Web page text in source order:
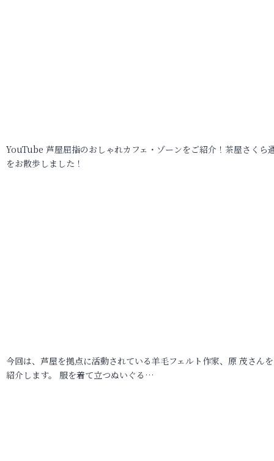
YouTube 芦屋屈指のおしゃれカフェ・ゾーンをご紹介！茶屋さくら
をお散歩しました！
今回は、芦屋を拠点に活動されている羊毛フェルト作家、原 茂さん
紹介します。 服を着て立つぬいぐる…